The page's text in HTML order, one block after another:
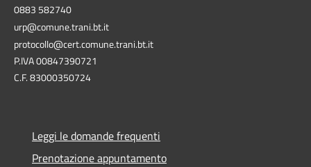
0883 582740
urp@comune.trani.bt.it
protocollo@cert.comune.trani.bt.it
P.IVA 00847390721
C.F. 83000350724
Leggi le domande frequenti
Prenotazione appuntamento